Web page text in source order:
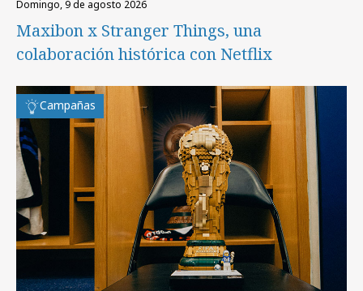
domingo, 9 de agosto 2026
Maxibon x Stranger Things, una
colaboración histórica con Netflix
Campañas